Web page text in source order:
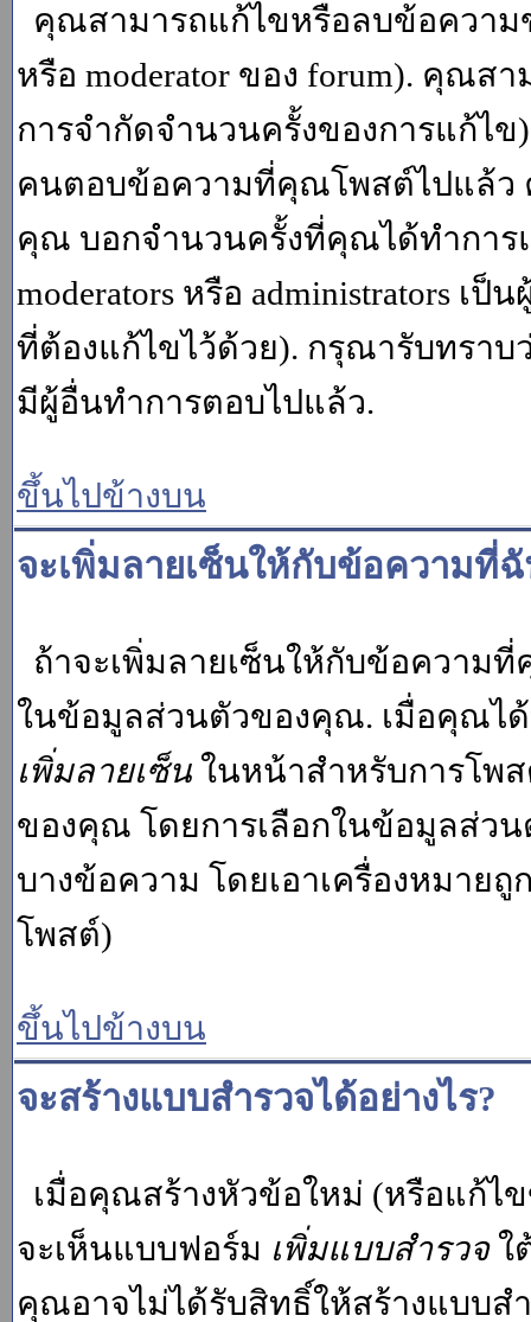
คุณสามารถแก้ไขหรือลบข้อความ
หรือ moderator ของ forum). คุณส
การจำกัดจำนวนครั้งของการแก้ไ
คนตอบข้อความที่คุณโพสต์ไปแล้ว
คุณ บอกจำนวนครั้งที่คุณได้ทำการ
moderators หรือ administrators เ
ที่ต้องแก้ไขไว้ด้วย). กรุณารับทรา
มีผู้อื่นทำการตอบไปแล้ว.
ขึ้นไปข้างบน
จะเพิ่มลายเซ็นให้กับข้อความที่
ถ้าจะเพิ่มลายเซ็นให้กับข้อความ
ในข้อมูลส่วนตัวของคุณ. เมื่อคุณไ
เพิ่มลายเซ็น ในหน้าสำหรับการโพ
ของคุณ โดยการเลือกในข้อมูลส่ว
บางข้อความ โดยเอาเครื่องหมาย
โพสต์)
ขึ้นไปข้างบน
จะสร้างแบบสำรวจได้อย่างไร?
เมื่อคุณสร้างหัวข้อใหม่ (หรือแก้
จะเห็นแบบฟอร์ม เพิ่มแบบสำรวจใ
คุณอาจไม่ได้รับสิทธิ์ให้สร้างแบบส